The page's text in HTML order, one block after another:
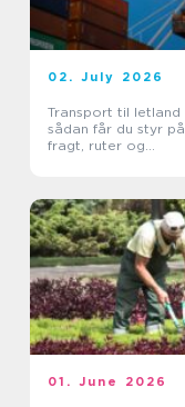
02. July 2026
Transport til letland
sådan får du styr på
fragt, ruter og
01. June 2026